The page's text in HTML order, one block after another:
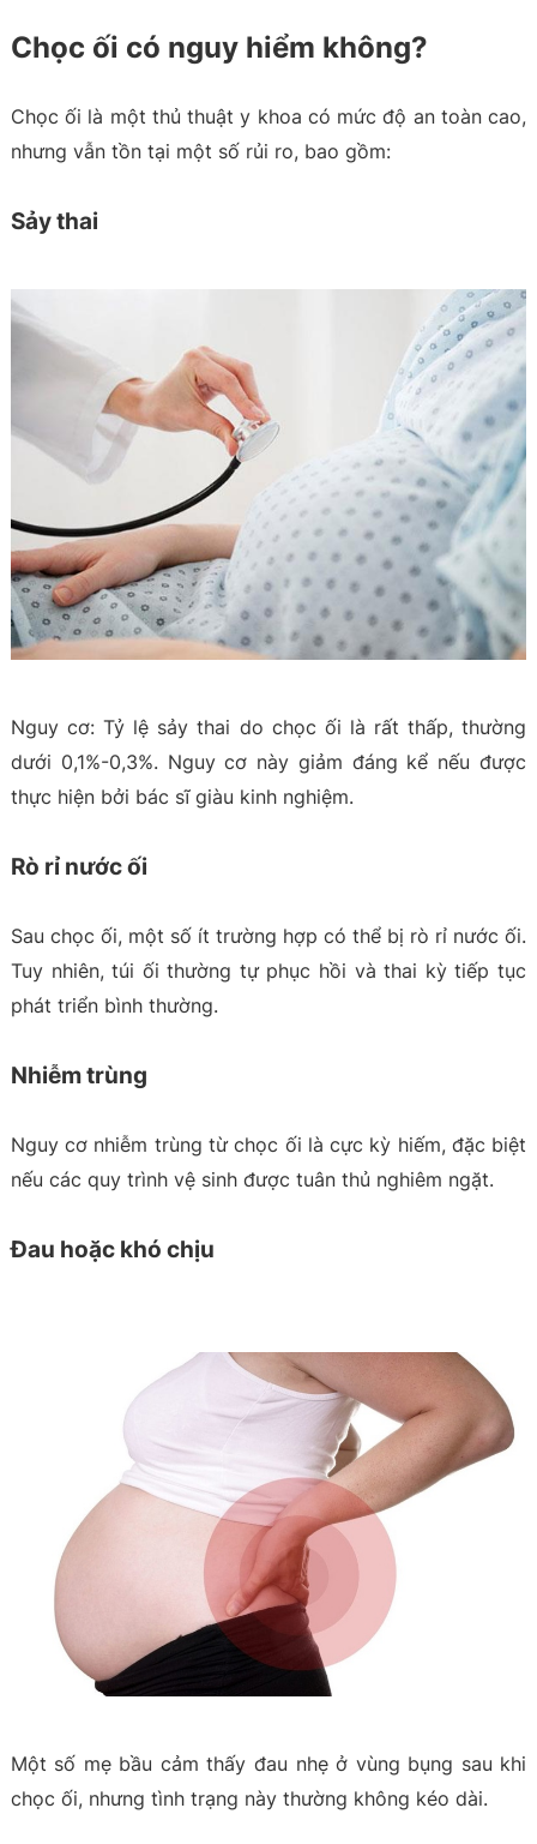
Chọc ối có nguy hiểm không?
Chọc ối là một thủ thuật y khoa có mức độ an toàn cao,
nhưng vẫn tồn tại một số rủi ro, bao gồm:
Sảy thai
Nguy cơ: Tỷ lệ sảy thai do chọc ối là rất thấp, thường
dưới 0,1%-0,3%. Nguy cơ này giảm đáng kể nếu được
thực hiện bởi bác sĩ giàu kinh nghiệm.
Rò rỉ nước ối
Sau chọc ối, một số ít trường hợp có thể bị rò rỉ nước ối.
Tuy nhiên, túi ối thường tự phục hồi và thai kỳ tiếp tục
phát triển bình thường.
Nhiễm trùng
Nguy cơ nhiễm trùng từ chọc ối là cực kỳ hiếm, đặc biệt
nếu các quy trình vệ sinh được tuân thủ nghiêm ngặt.
Đau hoặc khó chịu
Một số mẹ bầu cảm thấy đau nhẹ ở vùng bụng sau khi
chọc ối, nhưng tình trạng này thường không kéo dài.